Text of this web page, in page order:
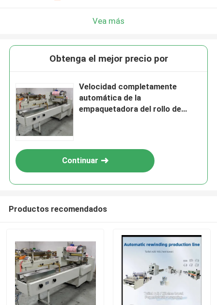
Vea más
Obtenga el mejor precio por
Velocidad completamente
automática de la
empaquetadora del rollo de
Continuar
Productos recomendados